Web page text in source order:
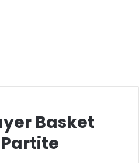
Basket
Partite